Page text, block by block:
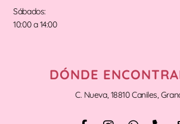
Sábados:
10:00 a 14:00
DÓNDE
C. Nueva, 18810 Caniles,